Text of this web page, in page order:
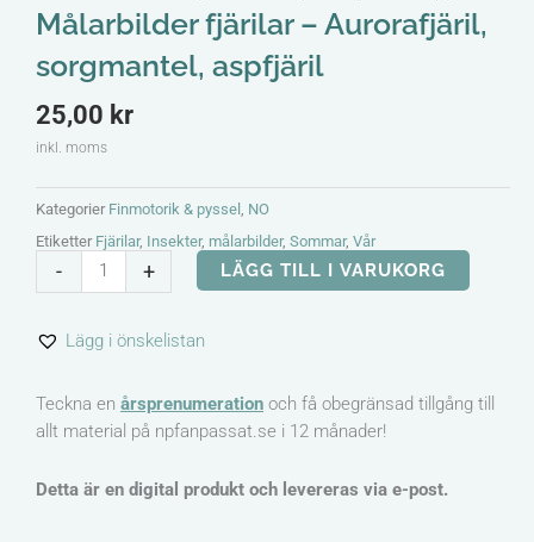
Målarbilder fjärilar – Aurorafjäril,
sorgmantel, aspfjäril
25,00 kr
inkl. moms
Kategorier Finmotorik & pyssel , NO
Etiketter Fjärilar, Insekter, målarbilder, Sommar, Vår
-
Målarbilder
fjärilar
Aurorafjäril,
aspfjäril
mängd
+ LÄGG TILL I VARUKORG
Lägg i önskelistan
Teckna en årsprenumeration och få obegränsad tillgång till
allt material på npfanpassat.se i 12 månader!
Detta är en digital produkt och levereras via e-post.